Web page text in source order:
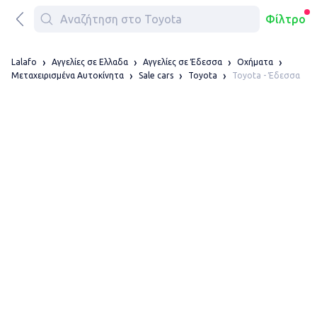
Φίλτρο
Lalafo Αγγελίες σε Ελλαδα Αγγελίες σε Έδεσσα
Οχήματα
Μεταχειρισμένα Αυτοκίνητα
Sale cars Toyota Toyota - Έδεσσα